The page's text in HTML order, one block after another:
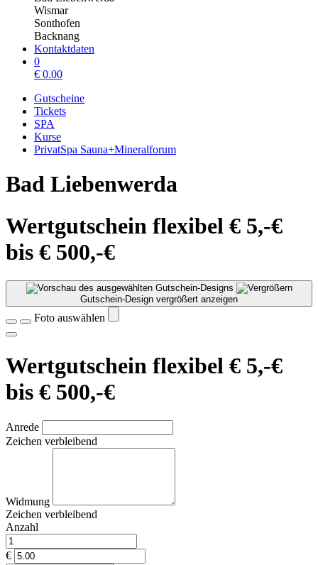
Wismar
Sonthofen
Backnang
Kontaktdaten
0
€ 0.00
Gutscheine
Tickets
SPA
Kurse
PrivatSpa Sauna+Mineralforum
Bad Liebenwerda
Wertgutschein flexibel € 5,-€
bis € 500,-€
Gutschein-Design vergrößert anzeigen
Foto auswählen
Wertgutschein flexibel € 5,-€
bis € 500,-€
Anrede
Zeichen verbleibend
Widmung
Zeichen verbleibend
Anzahl
€